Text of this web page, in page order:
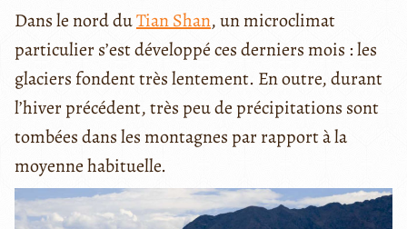
Dans le nord duTian Shan, un microclimat
particulier s’est développé ces derniers mois : les
glaciers fondent très lentement. En outre, durant
l’hiver précédent, très peu de précipitations sont
tombées dans les montagnes par rapport à la
moyenne habituelle.